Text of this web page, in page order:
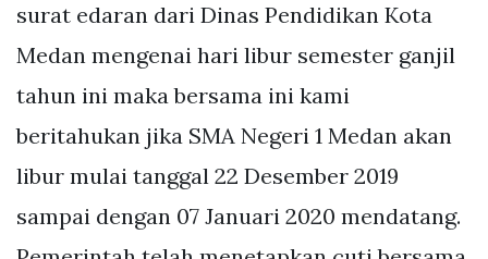
surat edaran dari Dinas Pendidikan Kota
Medan mengenai hari libur semester ganjil
tahun ini maka bersama ini kami
beritahukan jika SMA Negeri 1 Medan akan
libur mulai tanggal 22 Desember 2019
sampai dengan 07 Januari 2020 mendatang.